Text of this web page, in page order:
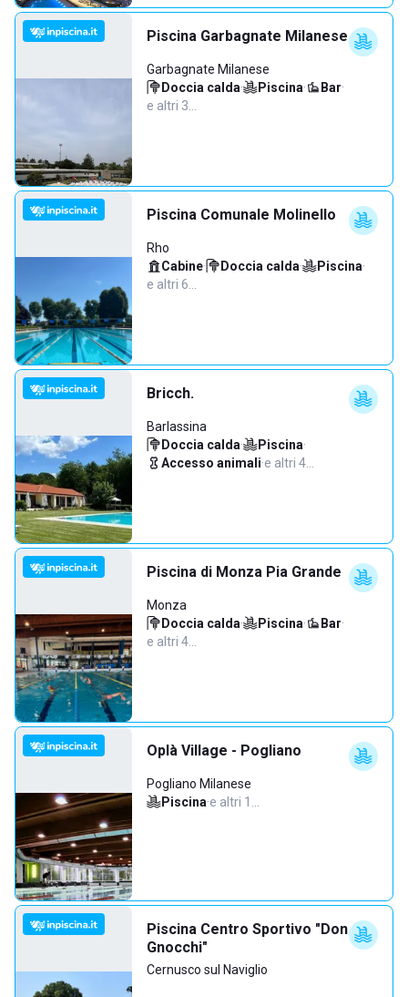
Piscina Garbagnate Milanese
Garbagnate Milanese
Doccia calda· Piscina· Bar·
e altri 3…
Piscina Comunale Molinello
Rho
Cabine· Doccia calda· Piscina·
e altri 6…
Bricch.
Barlassina
Doccia calda· Piscina·
Accesso animali·e altri 4…
Piscina di Monza Pia Grande
Monza
Doccia calda· Piscina· Bar·
e altri 4…
Oplà Village - Pogliano
Pogliano Milanese
Piscina·e altri 1…
Piscina Centro Sportivo "Don
Gnocchi"
Cernusco sul Naviglio